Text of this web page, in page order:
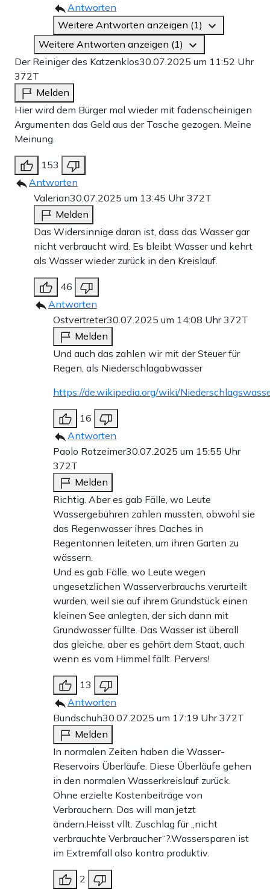
Antworten
Weitere Antworten anzeigen (1)
Weitere Antworten anzeigen (1)
Der Reiniger des Katzenklos30.07.2025 um 11:52 Uhr
372T
Melden
Hier wird dem Bürger mal wieder mit fadenscheinigen
Argumenten das Geld aus der Tasche gezogen. Meine
Meinung.
153
Antworten
Valerian30.07.2025 um 13:45 Uhr372T
Melden
Das Widersinnige daran ist, dass das Wasser gar
nicht verbraucht wird. Es bleibt Wasser und kehrt
als Wasser wieder zurück in den Kreislauf.
46
Antworten
Ostvertreter30.07.2025 um 14:08 Uhr372T
Melden
Und auch das zahlen wir mit der Steuer für
Regen, als Niederschlagabwasser
https://de.wikipedia.org/wiki/
16
Antworten
Paolo Rotzeimer30.07.2025 um 15:55 Uhr
372T
Melden
Richtig. Aber es gab Fälle, wo Leute
Wassergebühren zahlen mussten, obwohl sie
das Regenwasser ihres Daches in
Regentonnen leiteten, um ihren Garten zu
wässern.
Und es gab Fälle, wo Leute wegen
ungesetzlichen Wasserverbrauchs verurteilt
wurden, weil sie auf ihrem Grundstück einen
kleinen See anlegten, der sich dann mit
Grundwasser füllte. Das Wasser ist überall
das gleiche, aber es gehört dem Staat, auch
wenn es vom Himmel fällt. Pervers!
13
Antworten
Bundschuh30.07.2025 um 17:19 Uhr372T
Melden
In normalen Zeiten haben die Wasser-
Reservoirs Überläufe. Diese Überläufe gehen
in den normalen Wasserkreislauf zurück.
Ohne erzielte Kostenbeiträge von
Verbrauchern. Das will man jetzt
ändern.Heisst vllt. Zuschlag für „nicht
verbrauchte Verbraucher“?.Wassersparen ist
im Extremfall also kontra produktiv.
2